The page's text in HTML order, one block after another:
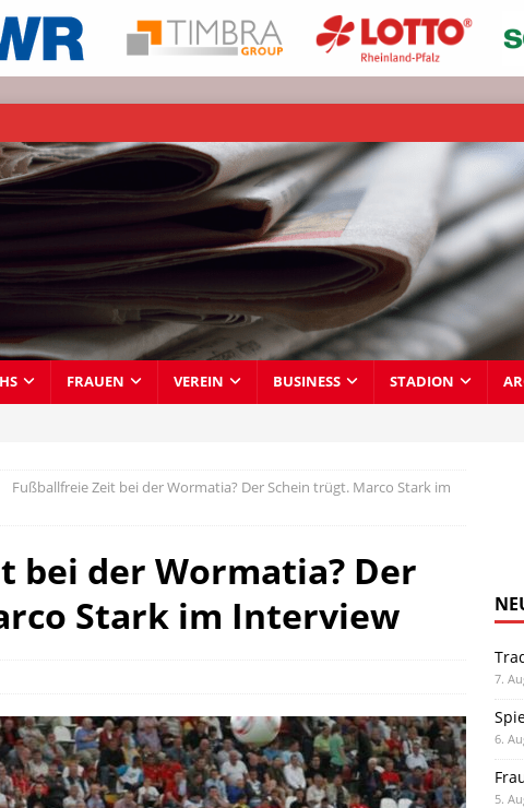
FRAUEN VEREIN BUSINESS STADION
Fußballfreie Zeit bei der Wormatia? Der Schein trügt. Marco Stark im
bei der Wormatia? Der
Stark im Interview
7.
6.
5.